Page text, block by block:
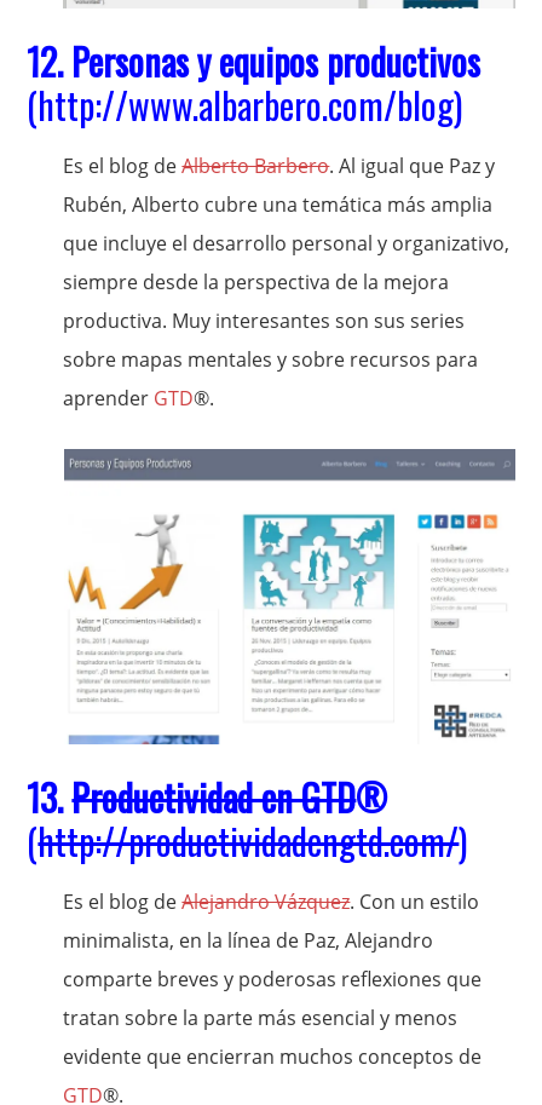
12.Personas y equipos productivos
(http://www.albarbero.com/blog)
Es el blog deAlberto Barbero. Al igual que Paz y
Rubén, Alberto cubre una temática más amplia
que incluye el desarrollo personal y organizativo,
siempre desde la perspectiva de la mejora
productiva. Muy interesantes son sus series
sobre mapas mentales y sobre recursos para
aprender GTD®.
13.Productividad en GTD®
(http://productividadengtd.com/)
Es el blog deAlejandro Vázquez. Con un estilo
minimalista, en la línea de Paz, Alejandro
comparte breves y poderosas reflexiones que
tratan sobre la parte más esencial y menos
evidente que encierran muchos conceptos de
GTD®.